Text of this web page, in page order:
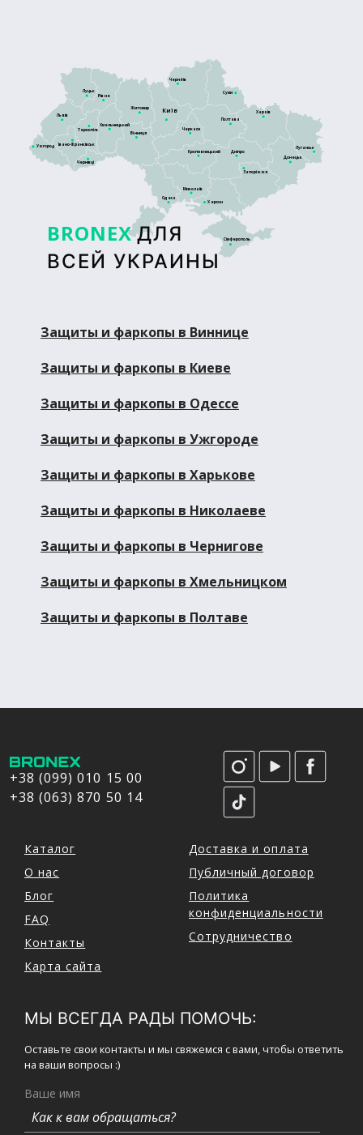
BRONEX ДЛЯ
ВСЕЙ УКРАИНЫ
Сімферополь
Луцьк
Київ
Житомир
Тернопіль
Рівне
Львів
Дніпро
Кропивницький
Харків
Полтава
Черкаси
Суми
Чернігів
Запоріжжя
Херсон
Донецьк
Луганськ
Ужгород
Чернівці
Вінниця
Хмельницький
Івано-Франківськ
Миколаїв
Одеса
Защиты и фаркопы в Виннице
Защиты и фаркопы в Киеве
Защиты и фаркопы в Одессе
Защиты и фаркопы в Ужгороде
Защиты и фаркопы в Харькове
Защиты и фаркопы в Николаеве
Защиты и фаркопы в Чернигове
Защиты и фаркопы в Хмельницком
Защиты и фаркопы в Полтаве
+38 (099) 010 15 00
+38 (063) 870 50 14
Каталог
О нас
Блог
FAQ
Контакты
Карта сайта
Доставка и оплата
Публичный договор
Политика
конфиденциальности
Сотрудничество
МЫ ВСЕГДА РАДЫ ПОМОЧЬ:
Оставьте свои контакты и мы свяжемся с вами, чтобы ответить
на ваши вопросы :)
Ваше имя